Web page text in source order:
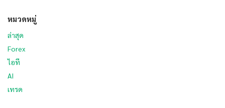
หมวดหมู่
ล่าสุด
Forex
ไอที
AI
เทรด